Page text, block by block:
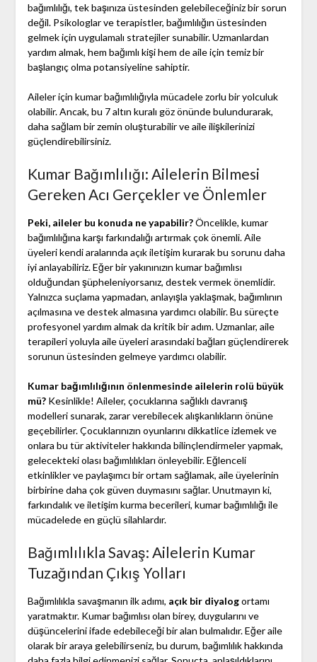
bağımlılığı, tek başınıza üstesinden gelebileceğiniz bir sorun
değil. Psikologlar ve terapistler, bağımlılığın üstesinden
gelmek için uygulamalı stratejiler sunabilir. Uzmanlardan
yardım almak, hem bağımlı kişi hem de aile için temiz bir
başlangıç olma potansiyeline sahiptir.
Aileler için kumar bağımlılığıyla mücadele zorlu bir yolculuk
olabilir. Ancak, bu 7 altın kuralı göz önünde bulundurarak,
daha sağlam bir zemin oluşturabilir ve aile ilişkilerinizi
güçlendirebilirsiniz.
Kumar Bağımlılığı: Ailelerin Bilmesi
Gereken Acı Gerçekler ve Önlemler
Peki, aileler bu konuda ne yapabilir?Öncelikle, kumar
bağımlılığına karşı farkındalığı artırmak çok önemli. Aile
üyeleri kendi aralarında açık iletişim kurarak bu sorunu daha
iyi anlayabiliriz. Eğer bir yakınınızın kumar bağımlısı
olduğundan şüpheleniyorsanız, destek vermek önemlidir.
Yalnızca suçlama yapmadan, anlayışla yaklaşmak, bağımlının
açılmasına ve destek almasına yardımcı olabilir. Bu süreçte
profesyonel yardım almak da kritik bir adım. Uzmanlar, aile
terapileri yoluyla aile üyeleri arasındaki bağları güçlendirerek
sorunun üstesinden gelmeye yardımcı olabilir.
Kumar bağımlılığının önlenmesinde ailelerin rolü büyük
mü?Kesinlikle! Aileler, çocuklarına sağlıklı davranış
modelleri sunarak, zarar verebilecek alışkanlıkların önüne
geçebilirler. Çocuklarınızın oyunlarını dikkatlice izlemek ve
onlara bu tür aktiviteler hakkında bilinçlendirmeler yapmak,
gelecekteki olası bağımlılıkları önleyebilir. Eğlenceli
etkinlikler ve paylaşımcı bir ortam sağlamak, aile üyelerinin
birbirine daha çok güven duymasını sağlar. Unutmayın ki,
farkındalık ve iletişim kurma becerileri, kumar bağımlılığı ile
mücadelede en güçlü silahlardır.
Bağımlılıkla Savaş: Ailelerin Kumar
Tuzağından Çıkış Yolları
Bağımlılıkla savaşmanın ilk adımı, açık bir diyalogortamı
yaratmaktır. Kumar bağımlısı olan birey, duygularını ve
düşüncelerini ifade edebileceği bir alan bulmalıdır. Eğer aile
olarak bir araya gelebilirseniz, bu durum, bağımlılık hakkında